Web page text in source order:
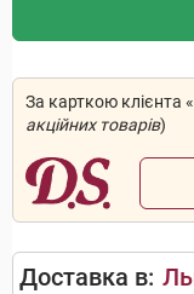
За карткою клієнта
акційних товарів)
Доставка в: